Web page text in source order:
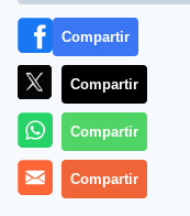
Más información
Compartir
Compartir
Compartir
Compartir